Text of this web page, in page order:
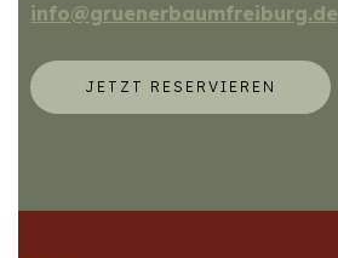
info@gruenerbaumfreiburg.de
JETZT RESERVIEREN